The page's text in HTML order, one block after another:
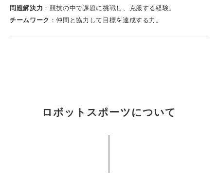
問題解決力 ：競技の中で課題に挑戦し、克服する経験。
チームワーク ：仲間と協力して目標を達成する力。
ロボットスポーツについて